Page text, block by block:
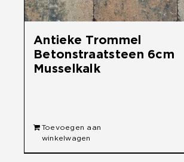
Antieke Trommel
Betonstraatsteen 6cm
Musselkalk
Toevoegen aan
winkelwagen